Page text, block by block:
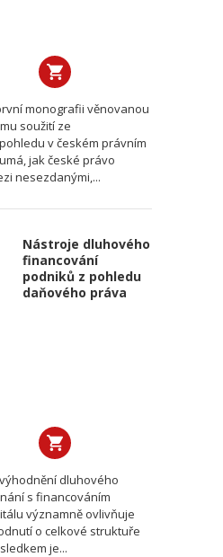
monografii věnovanou
soužití ze
v českém právním
jak české právo
nesezdanými,...
Nástroje dluhového
financování
podniků z pohledu
daňového práva
dluhového
s financováním
významně ovlivňuje
o celkové struktuře
je...